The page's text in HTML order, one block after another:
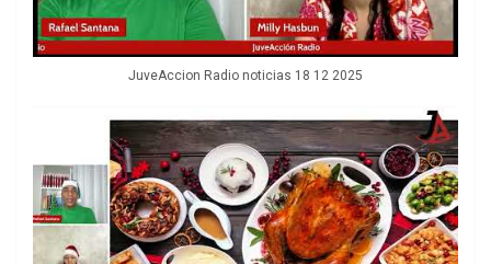
JuveAccion Radio noticias 18 12 2025